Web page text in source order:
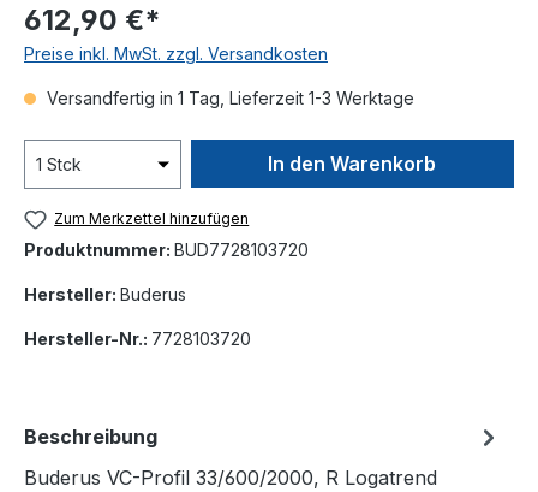
612,90 €*
Preise inkl. MwSt. zzgl. Versandkosten
Versandfertig in 1 Tag, Lieferzeit 1-3 Werktage
In den Warenkorb
Zum Merkzettel hinzufügen
Produktnummer: BUD7728103720
Hersteller: Buderus
Hersteller-Nr.: 7728103720
Beschreibung
Buderus VC-Profil 33/600/2000, R Logatrend